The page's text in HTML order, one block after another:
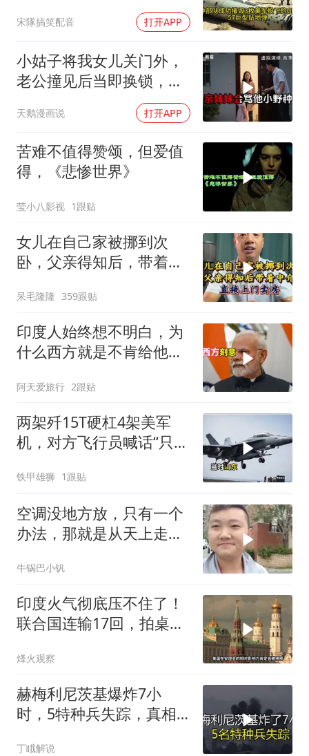
宋隊搞笑配音 打开APP
小姑子将我女儿关门外，
老公撞见后当即换锁，将
天鹅漫画说 打开APP
苦难不值得赞颂，但爱值
得，《悲惨世界》
莹小八影视 1跟贴
女儿在自己家被挪到次
卧，父亲得知后，带着中
呆毛隆隆 359跟贴
印度人始终想不明白，为
什么西方就是不肯给他们
阿天爱旅行 2跟贴
两架歼15T硬杠4架美军
机，对方飞行员喊话“只想
铁甲雄狮 1跟贴
空调没地方放，只有一个
办法，那就是从天上走，
牛锅巴小钒
印度火气彻底压不住了！
联合国连输17回，拍桌子
烽火观察
赫梅利尼茨基爆炸7小
时，5特种兵失踪，真相
丁睋解说